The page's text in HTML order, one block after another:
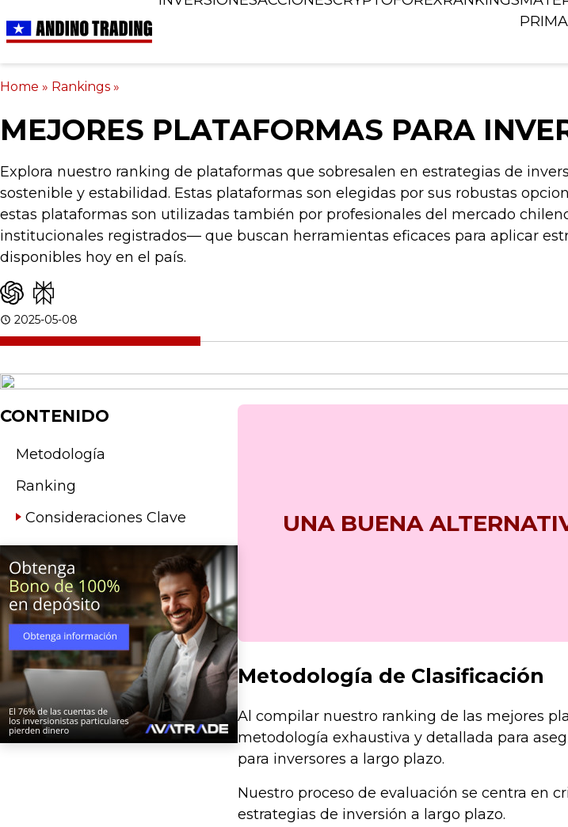
Home » Rankings »
MEJORES PLATAFORMAS PARA
Explora nuestro ranking de plataformas que sobresalen en estrategias de
sostenible y estabilidad. Estas plataformas son elegidas por sus robustas
estas plataformas son utilizadas también por profesionales del mercado
institucionales registrados— que buscan herramientas eficaces para aplicar
disponibles hoy en el país.
2025-05-08
CONTENIDO
Metodología
Ranking
Consideraciones Clave
UNA BUENA
Metodología de Clasificación
Al compilar nuestro ranking de las mejores
metodología exhaustiva y detallada para
para inversores a largo plazo.
Nuestro proceso de evaluación se centra en
estrategias de inversión a largo plazo.